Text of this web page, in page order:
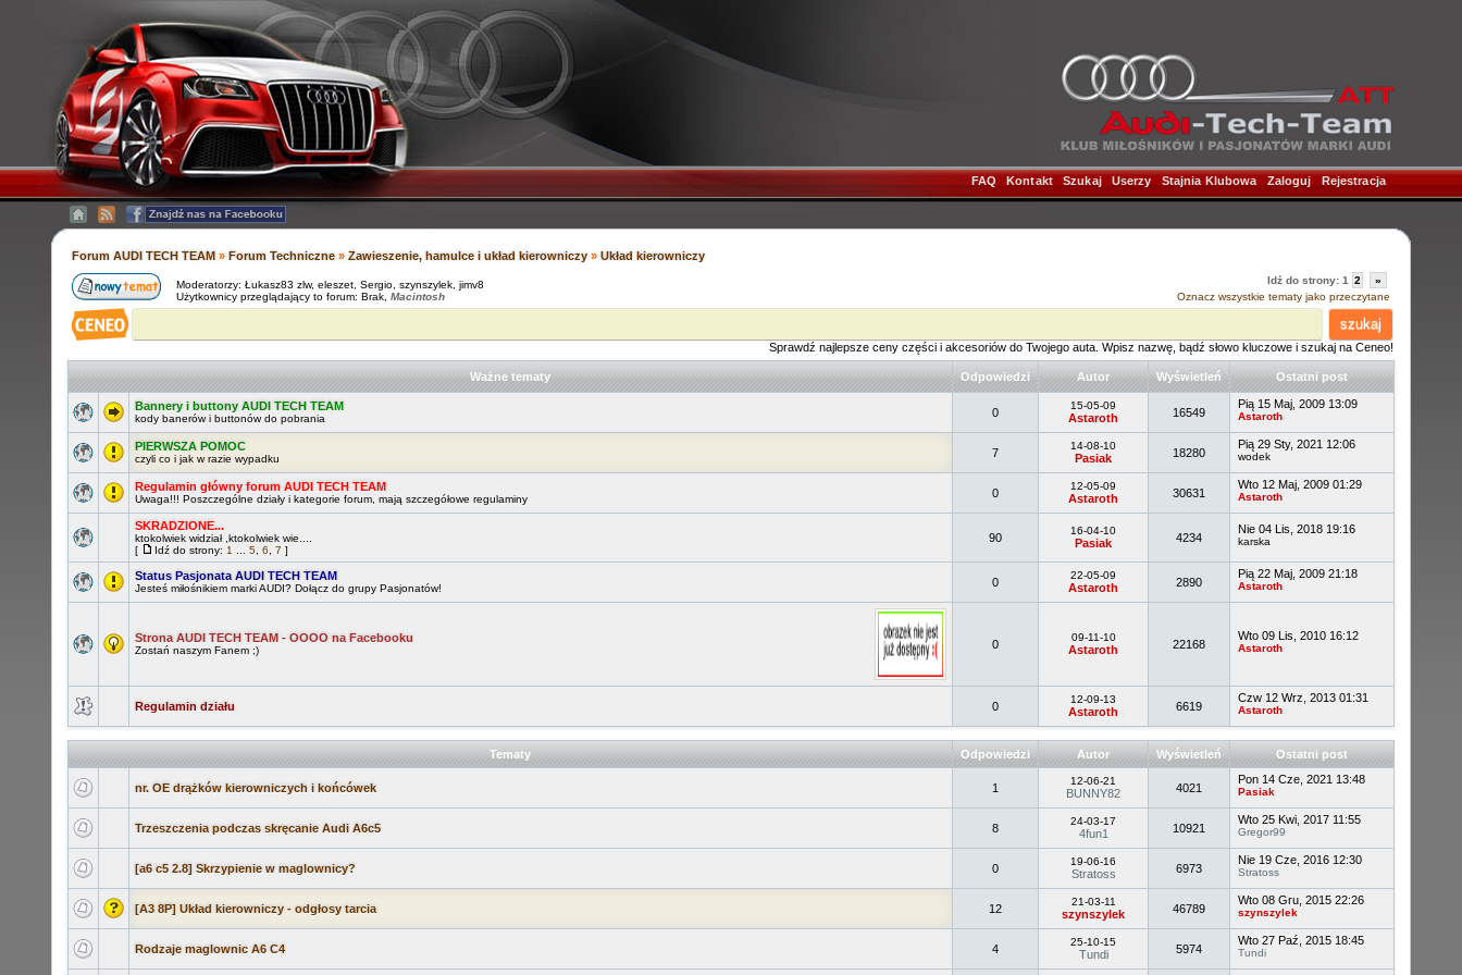
FAQ |Kontakt| Szukaj| Userzy Stajnia Klubowa Zaloguj Rejestracja
Forum AUDI TECH TEAM » Forum Techniczne » Zawieszenie, hamulce i układ kierowniczy » Układ kierowniczy
Moderatorzy: Łukasz83 zlw, eleszet Sergio szynszylek jimv8
Użytkownicy przeglądający to forum: Brak, Macintosh
Idź do strony: 1 2
»
Oznacz wszystkie tematy jako przeczytane
szukaj
Sprawdź najlepsze ceny części i akcesoriów do Twojego auta. Wpisz nazwę, bądź słowo kluczowe i szukaj na Ceneo!
Ważne tematy Odpowiedzi Autor Wyświetleń Ostatni post
Bannery i buttony AUDI TECH TEAM
kody banerów i buttonów do pobrania 0
15-05-09
Astaroth 16549
Pią 15 Maj, 2009 13:09
Astaroth
PIERWSZA POMOC
czyli co i jak w razie wypadku 7
14-08-10
Pasiak 18280
Pią 29 Sty, 2021 12:06
wodek
Regulamin główny forum AUDI TECH TEAM
Uwaga!!! Poszczególne działy i kategorie forum, mają szczegółowe regulaminy 0
12-05-09
Astaroth 30631
Wto 12 Maj, 2009 01:29
Astaroth
SKRADZIONE...
ktokolwiek widział ,ktokolwiek wie....
[
Idź do strony: 1 5 6 7 ]
90
16-04-10
Pasiak 4234
Nie 04 Lis, 2018 19:16
karska
Status Pasjonata AUDI TECH TEAM
Jesteś miłośnikiem marki AUDI? Dołącz do grupy Pasjonatów! 0
22-05-09
Astaroth 2890
Pią 22 Maj, 2009 21:18
Astaroth
Strona AUDI TECH TEAM - OOOO na Facebooku
Zostań naszym Fanem ;) 0
09-11-10
Astaroth 22168
Wto 09 Lis, 2010 16:12
Astaroth
Regulamin działu 0
12-09-13
Astaroth 6619
Czw 12 Wrz, 2013 01:31
Astaroth
Tematy Odpowiedzi Autor Wyświetleń Ostatni post
nr. OE drążków kierowniczych i końcówek 1
12-06-21
BUNNY82 4021
Pon 14 Cze, 2021 13:48
Pasiak
Trzeszczenia podczas skręcanie Audi A6c5 8
24-03-17
4fun1 10921
Wto 25 Kwi, 2017 11:55
Gregor99
[a6 c5 2.8] Skrzypienie w maglownicy? 0
19-06-16
Stratoss 6973
Nie 19 Cze, 2016 12:30
Stratoss
[A3 8P] Układ kierowniczy - odgłosy tarcia 12
21-03-11
szynszylek 46789
Wto 08 Gru, 2015 22:26
szynszylek
Rodzaje maglownic A6 C4 4
25-10-15
Tundi 5974
Wto 27 Paź, 2015 18:45
Tundi